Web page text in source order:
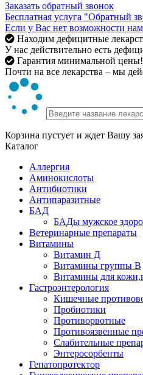
Заказать обратный звонок
Бесплатная услуга "Обратный
Если у Вас нет возможности
Находим дефицитные
У нас действительно есть
Гарантия минимальной цены!
Почти на все лекарства – мы
Корзина пустует и ждет Вашу
Каталог
Аллергия
Аминокислоты
Антибиотики
Антипаразитные
БАД
БАДы мужское
Ветеринарные препараты
Витамины
Витамин Д
Витамины группы В
Витамины для
Гастроэнтерология
Кишечные
Пробиотики
Противорвотные
Противоязвенные
Слабительные
Энтеросорбенты
Гепатопротектор